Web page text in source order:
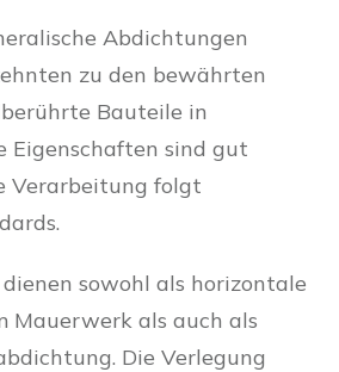
Abdichtungen
zu den bewährten
Bauteile in
Eigenschaften sind gut
Verarbeitung folgt
dienen sowohl als horizontale
Mauerwerk als auch als
Die Verlegung